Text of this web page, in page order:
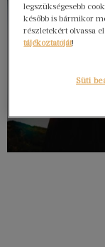
legszükségesebb
később is bármikor
részletekért olvassa el
tájékoztatóját!
Süti